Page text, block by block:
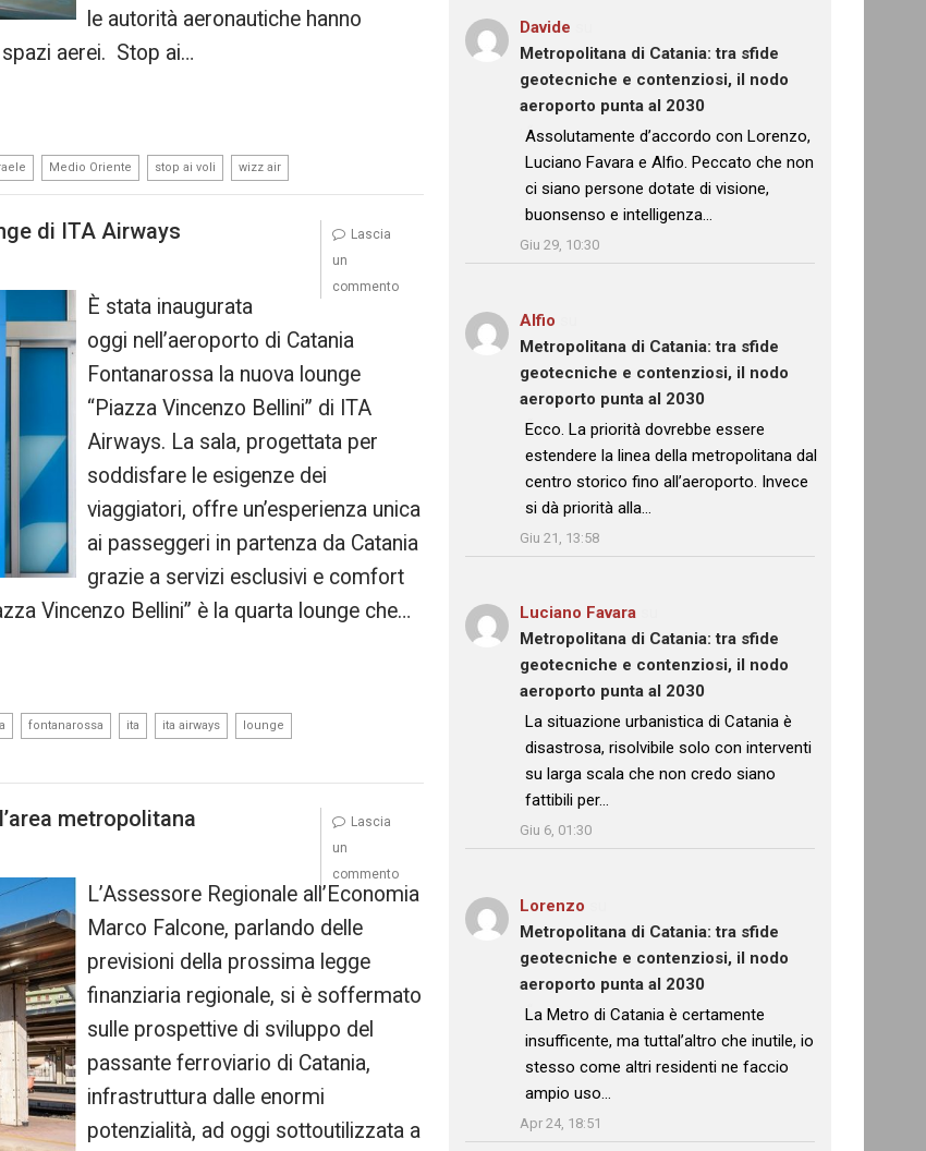
le autorità aeronautiche hanno
aerei. Stop ai…
Medio Oriente stop ai voli wizz air
di ITA Airways
È stata inaugurata
oggi nell’aeroporto di Catania
Fontanarossa la nuova lounge
“Piazza Vincenzo Bellini” di ITA
Airways. La sala, progettata per
soddisfare le esigenze dei
viaggiatori, offre un’esperienza unica
ai passeggeri in partenza da Catania
grazie a servizi esclusivi e comfort
Vincenzo Bellini” è la quarta lounge che…
fontanarossa ita ita airways lounge
Lascia
un
commento
metropolitana
L’Assessore Regionale all’Economia
Marco Falcone, parlando delle
previsioni della prossima legge
finanziaria regionale, si è soffermato
sulle prospettive di sviluppo del
passante ferroviario di Catania,
infrastruttura dalle enormi
potenzialità, ad oggi sottoutilizzata a
Lascia
un
commento
Davide
Metropolitana di Catania: tra sfide
geotecniche e contenziosi, il nodo
aeroporto punta al 2030
: “
Assolutamente d’accordo con Lorenzo,
Luciano Favara e Alfio. Peccato che non
ci siano persone dotate di visione,
buonsenso e intelligenza…
Giu 29, 10:30
Alfio
Metropolitana di Catania: tra sfide
geotecniche e contenziosi, il nodo
aeroporto punta al 2030
: “
Ecco. La priorità dovrebbe essere
estendere la linea della metropolitana dal
centro storico fino all’aeroporto. Invece
si dà priorità alla…
Giu 21, 13:58
Luciano Favara
Metropolitana di Catania: tra sfide
geotecniche e contenziosi, il nodo
aeroporto punta al 2030
: “La situazione urbanistica di Catania è
disastrosa, risolvibile solo con interventi
su larga scala che non credo siano
fattibili per…
Giu 6, 01:30
Lorenzo
Metropolitana di Catania: tra sfide
geotecniche e contenziosi, il nodo
aeroporto punta al 2030
: “La Metro di Catania è certamente
insufficente, ma tuttal’altro che inutile, io
stesso come altri residenti ne faccio
ampio uso…
Apr 24, 18:51